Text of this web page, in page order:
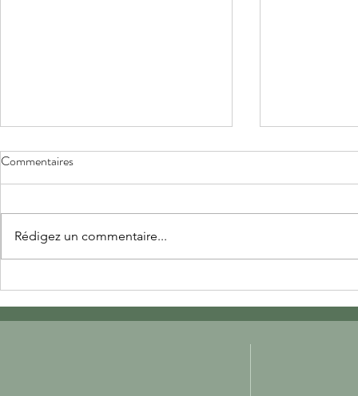
Sa première poupée
Commentaires
Rédigez un commentaire...